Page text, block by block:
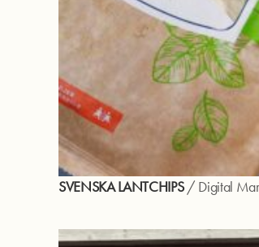
SVENSKA LANTCHIPS/ Digital